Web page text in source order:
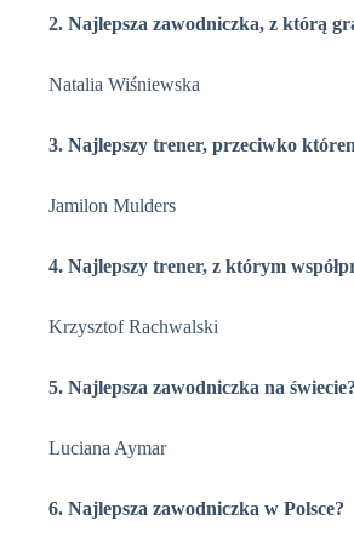
2. Najlepsza zawodniczka, z którą
Natalia Wiśniewska
3. Najlepszy trener, przeciwko
Jamilon Mulders
4. Najlepszy trener, z którym
Krzysztof Rachwalski
5. Najlepsza zawodniczka na świecie?
Luciana Aymar
6. Najlepsza zawodniczka w Polsce?